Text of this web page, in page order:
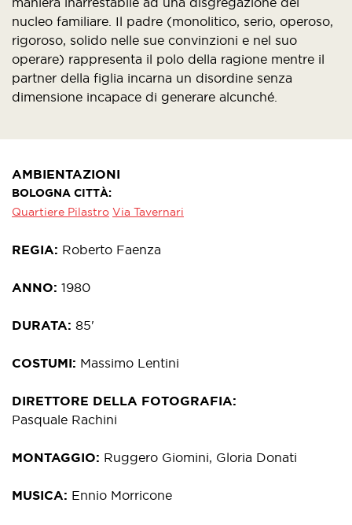
nucleo familiare. Il padre (monolitico, serio, operoso,
rigoroso, solido nelle sue convinzioni e nel suo
operare) rappresenta il polo della ragione mentre il
partner della figlia incarna un disordine senza
dimensione incapace di generare alcunché.
AMBIENTAZIONI
BOLOGNA CITTÀ
Quartiere Pilastro Via Tavernari
REGIA Roberto Faenza
ANNO 1980
DURATA 85'
COSTUMI Massimo Lentini
DIRETTORE DELLA FOTOGRAFIA
Pasquale Rachini
MONTAGGIO Ruggero Giomini, Gloria Donati
MUSICA Ennio Morricone